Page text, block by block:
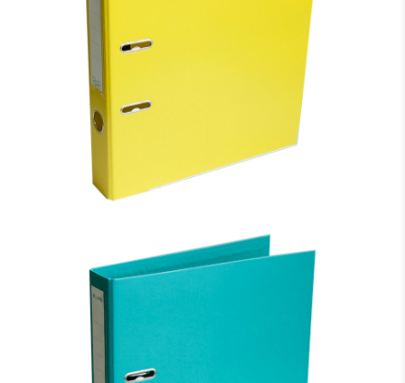
MAPE-REĢISTRS ELLER A4 FORMĀTS, 50MM,
DZELTENA, APAKŠĒJĀ MALA AR METĀLU
3.19 €